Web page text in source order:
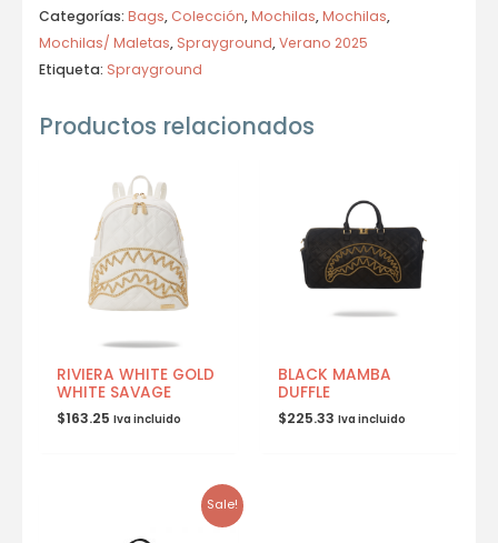
Categorías: Bags, Colección,Mochilas,Mochilas,
Mochilas/ Maletas, Sprayground,Verano 2025
Etiqueta: Sprayground
Productos relacionados
RIVIERA WHITE GOLD
WHITE SAVAGE
$163.25 Iva incluido
BLACK MAMBA
DUFFLE
$225.33 Iva incluido
Sale!